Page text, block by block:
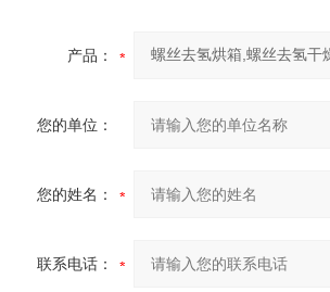
产品：
您的单位：
您的姓名：
联系电话：